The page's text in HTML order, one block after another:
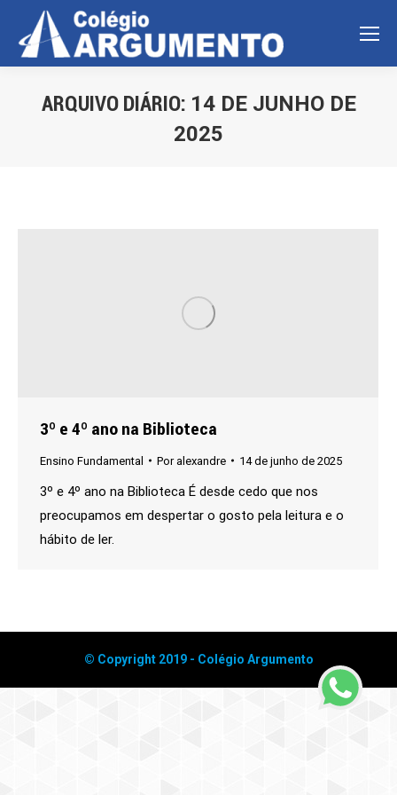
ARQUIVO DIÁRIO: 14 DE JUNHO DE
2025
3º e 4º ano na Biblioteca
Ensino Fundamental Poralexandre 14 de junho de 2025
3º e 4º ano na Biblioteca É desde cedo que nos
preocupamos em despertar o gosto pela leitura e o
hábito de ler.
© Copyright 2019 - Colégio Argumento